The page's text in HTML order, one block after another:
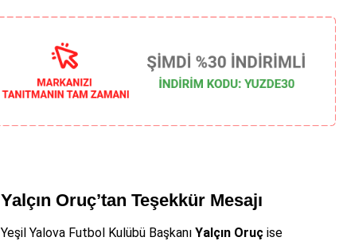
Yalçın Oruç’tan Teşekkür Mesajı
Yeşil Yalova Futbol Kulübü Başkanı Yalçın Oruç ise